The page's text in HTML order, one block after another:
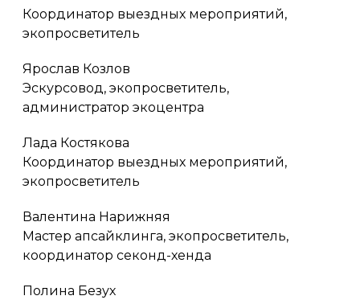
Координатор выездных мероприятий,
экопросветитель
Ярослав Козлов
Эскурсовод, экопросветитель,
администратор экоцентра
Лада Костякова
Координатор выездных мероприятий,
экопросветитель
Валентина Нарижняя
Мастер апсайклинга, экопросветитель,
координатор секонд-хенда
Полина Безух